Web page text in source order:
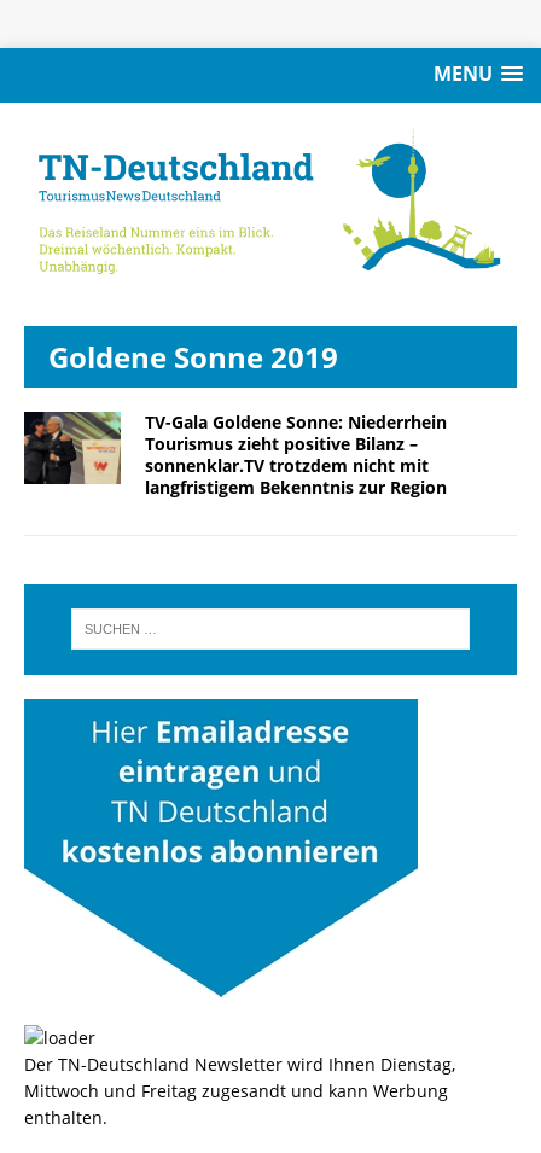
MENU
Goldene Sonne 2019
TV-Gala Goldene Sonne: Niederrhein
Tourismus zieht positive Bilanz –
sonnenklar.TV trotzdem nicht mit
langfristigem Bekenntnis zur Region
Der TN-Deutschland Newsletter wird Ihnen Dienstag,
Mittwoch und Freitag zugesandt und kann Werbung
enthalten.